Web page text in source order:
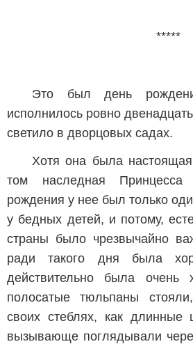
*****
Это был день
исполнилось ровно
светило в дворцовых садах.
Хотя она была
том наследная Принцесса
рождения у нее был только
у бедных детей, и потому,
страны было чрезвычайно
ради такого дня была
действительно была очень
полосатые тюльпаны
своих стеблях, как длинные
вызывающе поглядывали